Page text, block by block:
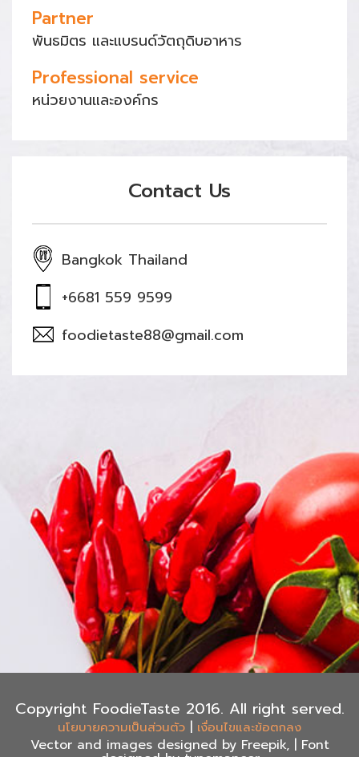
Partner
พันธมิตร และแบรนด์วัตถุดิบอาหาร
Professional service
หน่วยงานและองค์กร
Contact Us
Bangkok Thailand
+6681 559 9599
foodietaste88@gmail.com
Copyright FoodieTaste 2016. All right served.
นโยบายความเป็นส่วนตัว | เงื่อนไขและข้อตกลง
Vector and images designed by Freepik, | Font